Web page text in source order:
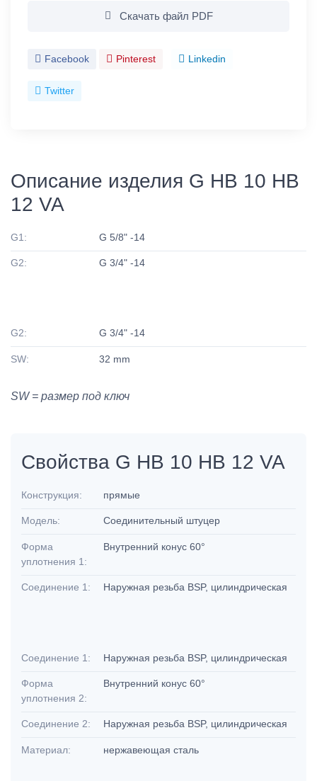
Скачать файл PDF
Facebook Pinterest Linkedin
Twitter
Описание изделия G HB 10 HB
12 VA
G1: G 5/8" -14
G2: G 3/4" -14
G2: G 3/4" -14
SW: 32 mm
SW = размер под ключ
Свойства G HB 10 HB 12 VA
Конструкция: прямые
Модель: Соединительный штуцер
Форма
уплотнения 1:
Внутренний конус 60°
Соединение 1: Наружная резьба BSP, цилиндрическая
Соединение 1: Наружная резьба BSP, цилиндрическая
Форма
уплотнения 2:
Внутренний конус 60°
Соединение 2: Наружная резьба BSP, цилиндрическая
Материал: нержавеющая сталь